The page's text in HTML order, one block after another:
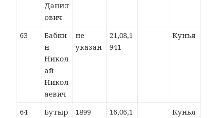
Данил
ович
63
Бабки
н
Никол
ай
Никол
аевич
не
указан
21,08,1
941
Кунья
64
Бутыр
1899
16,06,1
Кунья